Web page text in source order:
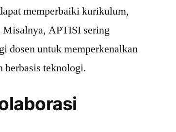
memperbaiki kurikulum,
Misalnya, APTISI sering
dosen untuk memperkenalkan
berbasis teknologi.